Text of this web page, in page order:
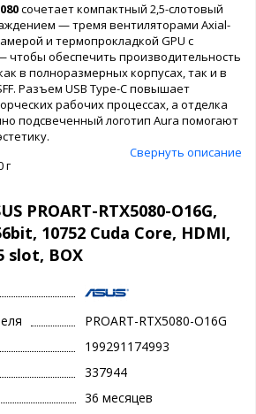
сочетает компактный 2,5-слотовый
— тремя вентиляторами Axial-
и термопрокладкой GPU с
обеспечить производительность
в полноразмерных корпусах, так и в
Разъем USB Type-C повышает
рабочих процессах, а отделка
подсвеченный логотип Aura помогают
Свернуть описание
г
PROART-RTX5080-O16G,
10752 Cuda Core, HDMI,
slot, BOX
PROART-RTX5080-O16G
199291174993
337944
36 месяцев